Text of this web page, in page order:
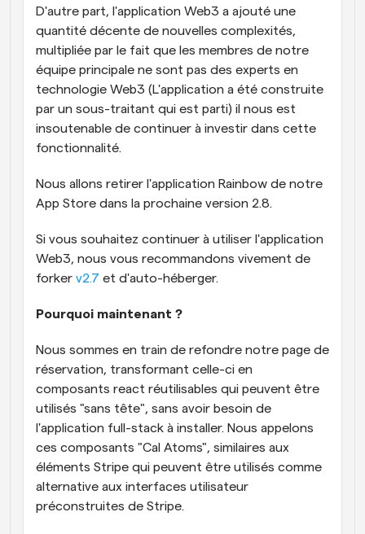
D'autre part, l'application Web3 a ajouté une
quantité décente de nouvelles complexités,
multipliée par le fait que les membres de notre
équipe principale ne sont pas des experts en
technologie Web3 (L'application a été construite
par un sous-traitant qui est parti) il nous est
insoutenable de continuer à investir dans cette
fonctionnalité.
Nous allons retirer l'application Rainbow de notre
App Store dans la prochaine version 2.8.
Si vous souhaitez continuer à utiliser l'application
Web3, nous vous recommandons vivement de
forker v2.7 et d'auto-héberger.
Pourquoi maintenant ?
Nous sommes en train de refondre notre page de
réservation, transformant celle-ci en
composants react réutilisables qui peuvent être
utilisés "sans tête", sans avoir besoin de
l'application full-stack à installer. Nous appelons
ces composants "Cal Atoms", similaires aux
éléments Stripe qui peuvent être utilisés comme
alternative aux interfaces utilisateur
préconstruites de Stripe.